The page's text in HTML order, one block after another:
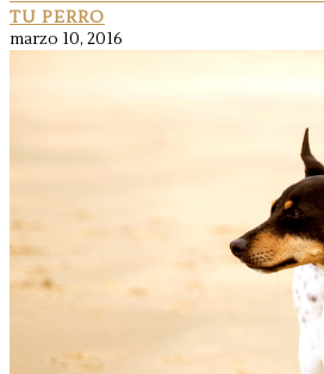
TU PERRO
marzo 10, 2016